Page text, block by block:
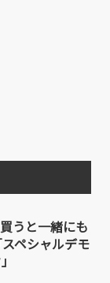
うと一緒にも
ペシャルデモ